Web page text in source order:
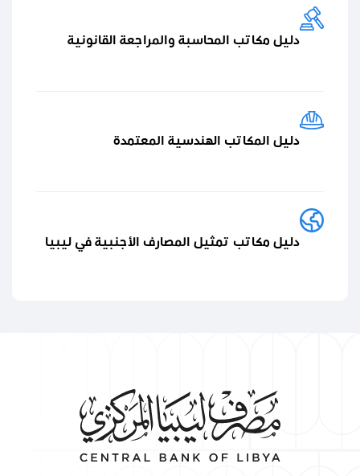
دليل مكاتب المحاسبة والمراجعة القانونية
دليل المكاتب الهندسية المعتمدة
دليل مكاتب تمثيل المصارف الأجنبية في ليبيا